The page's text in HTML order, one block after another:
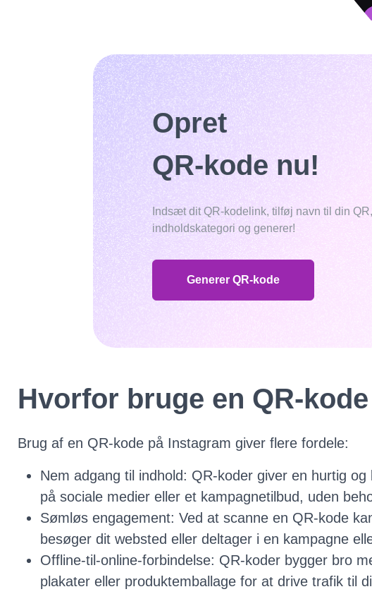
Opret
QR-kode nu!
Indsæt dit QR-kodelink, tilføj navn til din
indholdskategori og generer!
Generer QR-kode
Hvorfor bruge en QR-
Brug af en QR-kode på Instagram giver flere fordele:
Nem adgang til indhold: QR-koder giver en hurtig
på sociale medier eller et kampagnetilbud, uden
Sømløs engagement: Ved at scanne en QR-kode
besøger dit websted eller deltager i en kampagne
Offline-til-online-forbindelse: QR-koder bygger bro
plakater eller produktemballage for at drive trafik til